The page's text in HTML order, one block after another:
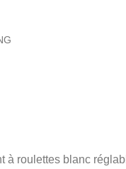
à roulettes blanc